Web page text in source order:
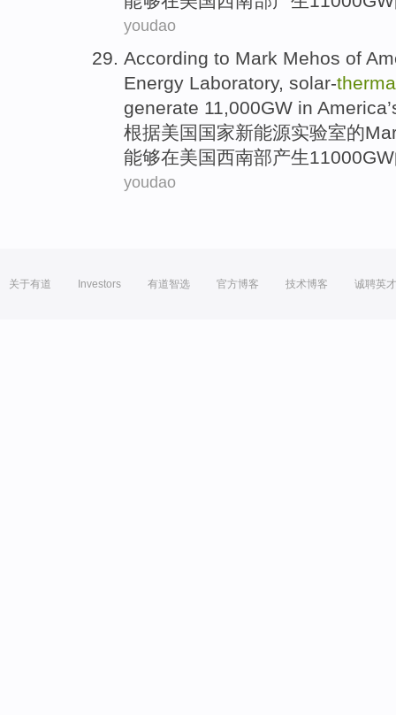
youdao
According to Mark Mehos of
Energy Laboratory, solar-
generate 11,000GW in America
根据美国 国家新能源实验室的
能够在美国西南部产生11000GW
youdao
关于有道 Investors 有道智选 官方博客 技术博客 诚聘英才